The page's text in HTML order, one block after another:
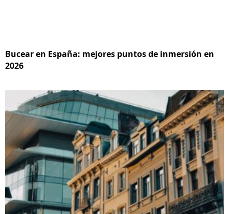
Bucear en España: mejores puntos de inmersión en
2026